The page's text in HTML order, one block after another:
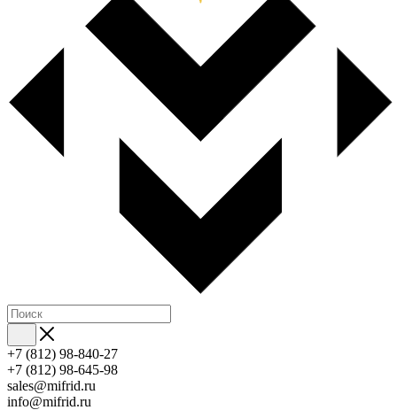
+7 (812) 98-840-27
+7 (812) 98-645-98
sales@mifrid.ru
info@mifrid.ru